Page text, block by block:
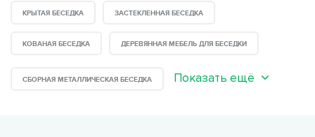
КРЫТАЯ БЕСЕДКА ЗАСТЕКЛЕННАЯ БЕСЕДКА
КОВАНАЯ БЕСЕДКА ДЕРЕВЯННАЯ МЕБЕЛЬ ДЛЯ БЕСЕДКИ
СБОРНАЯ МЕТАЛЛИЧЕСКАЯ БЕСЕДКА Показать ещё